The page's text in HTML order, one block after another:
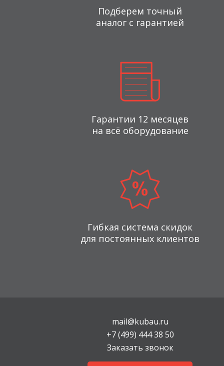
Подберем точный
аналог с гарантией
Гарантии 12 месяцев
на всё оборудование
Гибкая система скидок
для постоянных клиентов
mail@kubau.ru
+7 (499) 444 38 50
Заказать звонок